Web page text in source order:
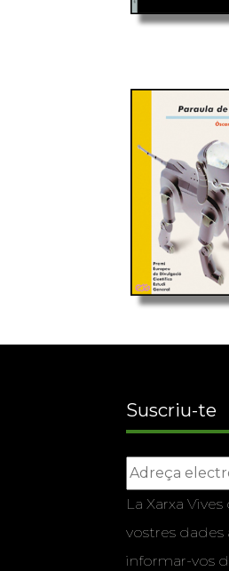
Suscriu-te
La Xarxa
vostres
informar-vos